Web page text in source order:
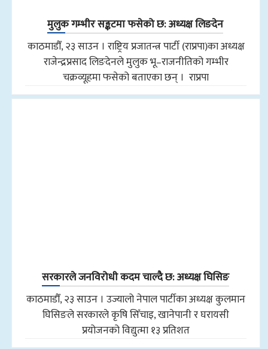
मुलुक गम्भीर सङ्कटमा फसेको छ: अध्यक्ष लिङदेन
काठमाडौँ, २३ साउन । राष्ट्रिय प्रजातन्त्र पार्टी (राप्रपा)का अध्यक्ष
राजेन्द्रप्रसाद लिङदेनले मुलुक भू–राजनीतिको गम्भीर
चक्रव्यूहमा फसेको बताएका छन् । राप्रपा
सरकारले जनविरोधी कदम चाल्दै छ: अध्यक्ष घिसिङ
काठमाडौँ, २३ साउन । उज्यालो नेपाल पार्टीका अध्यक्ष कुलमान
घिसिङले सरकारले कृषि सिँचाइ, खानेपानी र घरायसी
प्रयोजनको विद्युत्मा १३ प्रतिशत